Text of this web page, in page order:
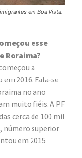
em Boa Vista.
esse
Roraima?
a
2016. Fala-se
no ano
muito fiéis. A PF
cerca de 100 mil
número superior
em 2015